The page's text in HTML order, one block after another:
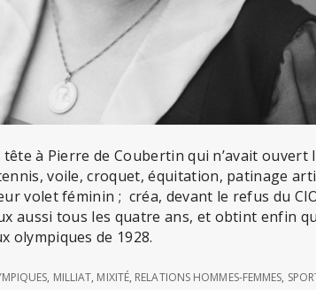
à Pierre de Coubertin qui n’avait ouvert
voile, croquet, équitation, patinage
volet féminin ; créa, devant le refus du
aussi tous les quatre ans, et obtint enfin
olympiques de 1928.
, MILLIAT, MIXITÉ, RELATIONS HOMMES-FEMMES,